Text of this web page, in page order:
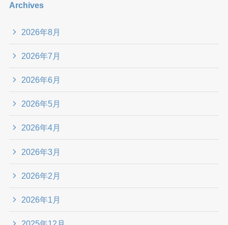
Archives
2026年8月
2026年7月
2026年6月
2026年5月
2026年4月
2026年3月
2026年2月
2026年1月